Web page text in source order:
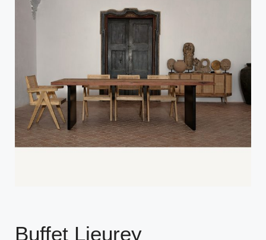
Buffet Lieurey